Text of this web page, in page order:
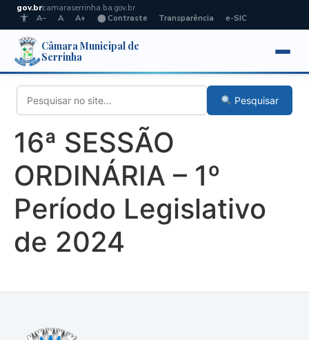
gov.brcamaraserrinha.ba.gov.br
A−
A A+ ⬤ Contraste Transparência e-SIC
Câmara Municipal de
Serrinha
Pesquisar
16ª SESSÃO
ORDINÁRIA – 1º
Período Legislativo
de 2024